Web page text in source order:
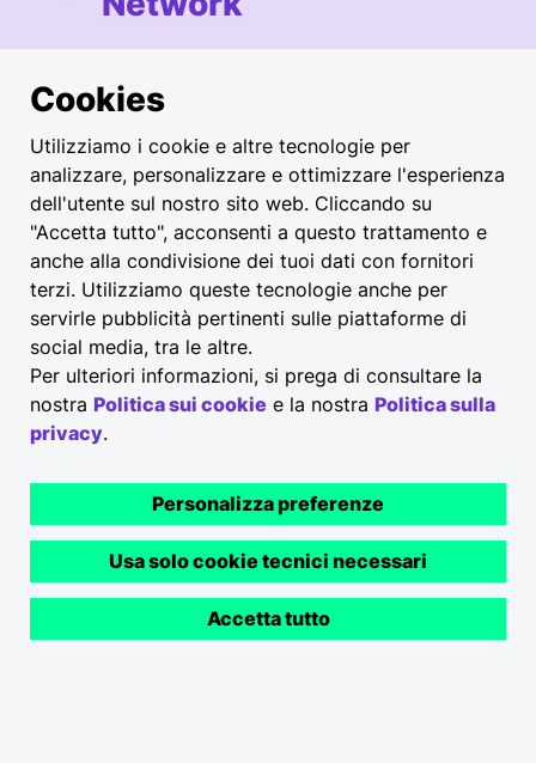
La nostra rete Selected Partner
ottimizzate grazie a un'infrastruttura di
ricarica affidabile e ad alte prestazioni,
offrendo comodità e un'affidabilità
operativa eccezionale. Gli utenti della
nostra tariffa Premium potranno inoltre
beneficiare di tariffe di ricarica
esclusive e più convenienti.
I Partner attualmente inclusi sono IONITY,
Ewiva, hub di ricarica Audi, Zunder, Aral
pulse, Mer Austria, Powerdot France e Mer
Controllo continuo della qualità per
un'affidabilità operativa ottimale
Aggiornamento continuo nell´app dei punti
di ricarica attivi
Prezzi di ricarica ridotti⁴ per gli utenti che
Cookies
Utilizziamo i cookie e altre tecnologie per
analizzare, personalizzare e ottimizzare l'esperienza
dell'utente sul nostro sito web. Cliccando su
"Accetta tutto", acconsenti a questo trattamento e
anche alla condivisione dei tuoi dati con fornitori
terzi. Utilizziamo queste tecnologie anche per
servirle pubblicità pertinenti sulle piattaforme di
social media, tra le altre.
Per ulteriori informazioni, si prega di consultare la
nostra Politica sui cookie e la nostra Politica sulla
privacy.
Personalizza preferenze
Usa solo cookie tecnici necessari
Accetta tutto